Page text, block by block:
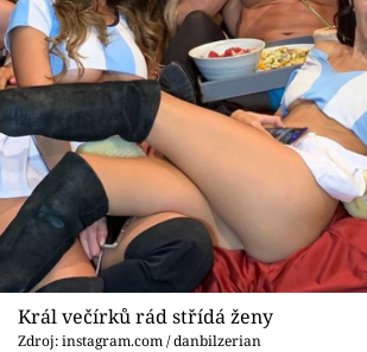
Král večírků rád střídá ženy
Zdroj: instagram.com / danbilzerian